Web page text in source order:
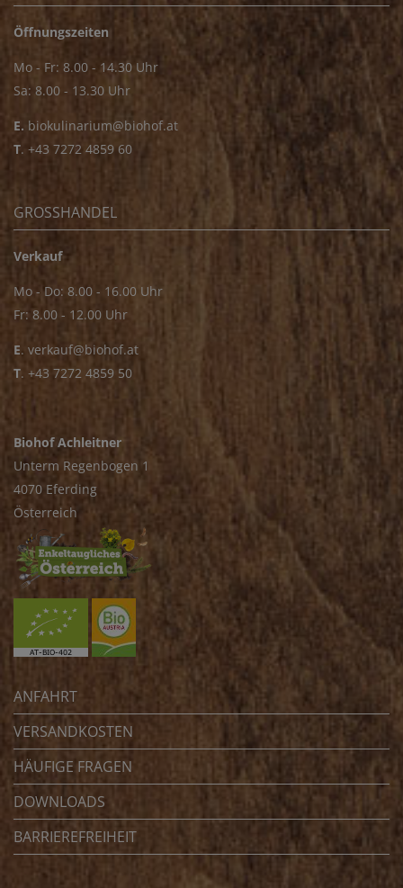
Öffnungszeiten
Mo - Fr: 8.00 - 14.30 Uhr
Sa: 8.00 - 13.30 Uhr
E. biokulinarium@biohof.at
T. +43 7272 4859 60
GROSSHANDEL
Verkauf
Mo - Do: 8.00 - 16.00 Uhr
Fr: 8.00 - 12.00 Uhr
E. verkauf@biohof.at
T. +43 7272 4859 50
Biohof Achleitner
Unterm Regenbogen 1
4070 Eferding
Österreich
ANFAHRT
VERSANDKOSTEN
HÄUFIGE FRAGEN
DOWNLOADS
BARRIEREFREIHEIT